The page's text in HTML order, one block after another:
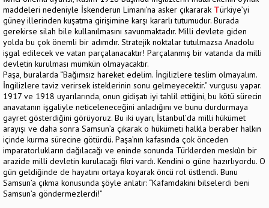
maddeleri nedeniyle İskenderun Limanı’na asker çıkararak Türkiye’yi
güney illerinden kuşatma girişimine karşı kararlı tutumudur. Burada
gerekirse silah bile kullanılmasını savunmaktadır. Milli devlete giden
yolda bu çok önemli bir adımdır. Stratejik noktalar tutulmazsa Anadolu
işgal edilecek ve vatan parçalanacaktır! Parçalanmış bir vatanda da milli
devletin kurulması mümkün olmayacaktır.
Paşa, buralarda “Bağımsız hareket edelim. İngilizlere teslim olmayalım.
İngilizlere taviz verirsek isteklerinin sonu gelmeyecektir.” vurgusu yapar.
1917 ve 1918 uyarılarında, onun gidişatı iyi tahlil ettiğini, bu kötü sürecin
anavatanın işgaliyle neticeleneceğini anladığını ve bunu durdurmaya
gayret gösterdiğini görüyoruz. Bu iki uyarı, İstanbul’da milli hükümet
arayışı ve daha sonra Samsun’a çıkarak o hükümeti halkla beraber halkın
içinde kurma sürecine götürdü. Paşa’nın kafasında çok önceden
imparatorlukların dağılacağı ve eninde sonunda Türklerden meskûn bir
arazide milli devletin kurulacağı fikri vardı. Kendini o güne hazırlıyordu. O
gün geldiğinde de hayatını ortaya koyarak öncü rol üstlendi. Bunu
Samsun’a çıkma konusunda şöyle anlatır: “Kafamdakini bilselerdi beni
Samsun’a göndermezlerdi!”